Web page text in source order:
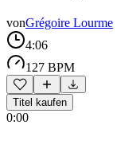
vonGrégoire Lourme
4:06
127 BPM
Titel kaufen
0:00